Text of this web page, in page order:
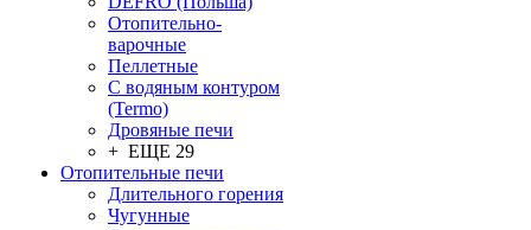
Отопительно-
варочные
Пеллетные
С водяным контуром
(Termo)
Дровяные печи
+ ЕЩЕ 29
Отопительные печи
Длительного горения
Чугунные